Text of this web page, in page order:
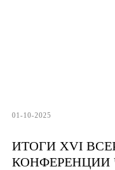
01-10-2025
ИТОГИ XVI
КОНФЕРЕНЦИИ